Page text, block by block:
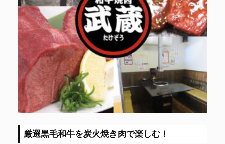
厳選黒毛和牛を炭火焼き肉で楽しむ！